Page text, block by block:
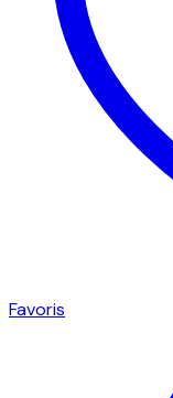
Favoris